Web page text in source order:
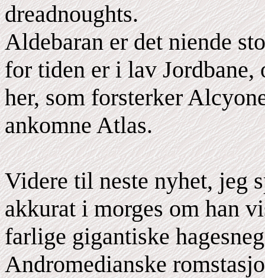
dreadnoughts.
Aldebaran er det niende
for tiden er i lav Jordbane,
her, som forsterker
ankomne Atlas.
Videre til neste nyhet, jeg
akkurat i morges om han
farlige gigantiske
Andromedianske